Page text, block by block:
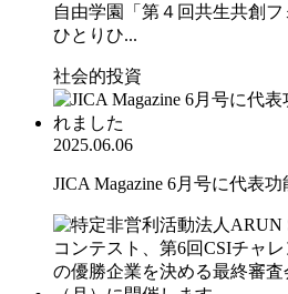
自由学園「第４回共生共創
ひとりひ...
社会的投資
2025.06.06
JICA Magazine 6月号に代表